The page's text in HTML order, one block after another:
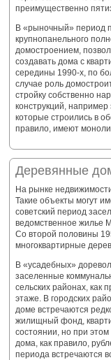
преимущественно
В «рыночный» период
крупнопанельного
домостроением,
создавать дома с
середины 1990-х, по
случае роль
стройку собственно
конструкций,
которые строились в
правило, имеют
Деревянные
На рынке
Такие объекты могут
советский период
ведомственное жилье
Со второй половины
многоквартирные
В «усадебных»
заселенные
сельских районах, как
этаже. В городских
доме встречаются
жилищный фонд,
состоянии, но при
дома, как правило,
периода встречаются